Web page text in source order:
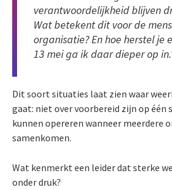
verantwoordelijkheid blijven
Wat betekent dit voor de
organisatie? En hoe herstel je
13 mei ga ik daar dieper op
Dit soort situaties laat zien waar
gaat: niet over voorbereid zijn op één
kunnen opereren wanneer meerdere
samenkomen.
Wat kenmerkt een leider dat sterke
onder druk?